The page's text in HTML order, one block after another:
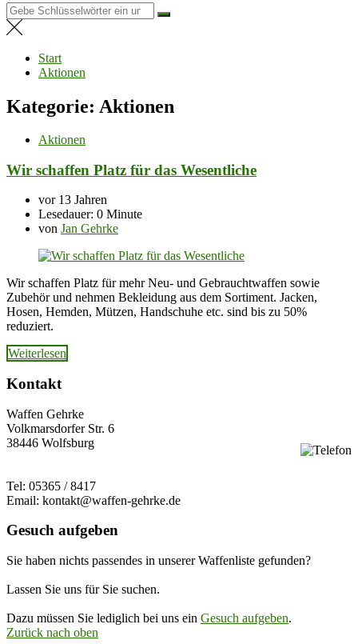
Suchen
nach:
Start
Aktionen
Kategorie: Aktionen
Aktionen
Wir schaffen Platz für das Wesentliche
vor 13 Jahren
Lesedauer: 0 Minute
von Jan Gehrke
Wir schaffen Platz für mehr Neu- und Gebrauchtwaffen sowie
Zubehör und nehmen Bekleidung aus dem Sortiment. Jacken,
Hosen, Hemden, Mützen, Handschuhe etc. sind bis zu 50%
reduziert.
Weiterlesen
Kontakt
Waffen Gehrke
Volkmarsdorfer Str. 6
38446 Wolfsburg
Tel: 05365 / 8417
Email: kontakt@waffen-gehrke.de
Gesuch aufgeben
Sie haben nichts passendes in unserer Waffenliste gefunden?
Lassen Sie uns für Sie suchen.
Dazu müssen Sie lediglich bei uns ein Gesuch aufgeben.
Zurück nach oben